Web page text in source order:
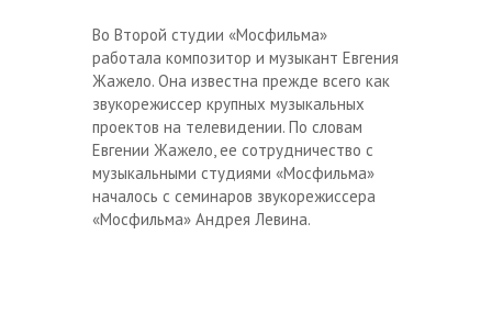
Во Второй студии «Мосфильма»
работала композитор и музыкант Евгения
Жажело. Она известна прежде всего как
звукорежиссер крупных музыкальных
проектов на телевидении. По словам
Евгении Жажело, ее сотрудничество с
музыкальными студиями «Мосфильма»
началось с семинаров звукорежиссера
«Мосфильма» Андрея Левина.